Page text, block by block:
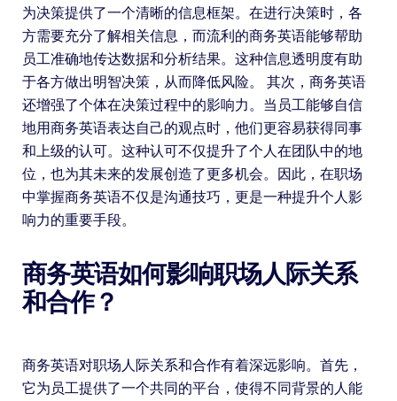
为决策提供了一个清晰的信息框架。在进行决策时，各
方需要充分了解相关信息，而流利的商务英语能够帮助
员工准确地传达数据和分析结果。这种信息透明度有助
于各方做出明智决策，从而降低风险。 其次，商务英语
还增强了个体在决策过程中的影响力。当员工能够自信
地用商务英语表达自己的观点时，他们更容易获得同事
和上级的认可。这种认可不仅提升了个人在团队中的地
位，也为其未来的发展创造了更多机会。因此，在职场
中掌握商务英语不仅是沟通技巧，更是一种提升个人影
响力的重要手段。
商务英语如何影响职场人际关系
和合作？
商务英语对职场人际关系和合作有着深远影响。首先，
它为员工提供了一个共同的平台，使得不同背景的人能